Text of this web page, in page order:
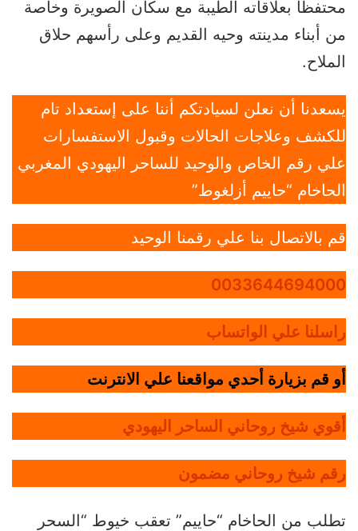
محتفظا بعلاقاته الطيبة مع سكان الصويرة وخاصة
من أبناء مدينته وحيه القديم وعلى رأسهم حلاق
الملاح.
يسعدنا أن نعلن لسيادتكم أننا على إستعداد تام
للكشف وعلاجات الحالات وقبول الاستفسارات
علي رقم الخاص والوحيد للساحر اليهودي المغربي
الحاخام “حاييم أزلغوط”
قم بالاتصال بنا علي رقمنا الوحيد
0033644694000
راسلنا علي الواتساب
أو قم بزيارة أحدي مواقعنا علي الانترنت
أقوي شيخ روحاني الساحر اليهودي
رقم شيخ روحاني مضمون
تطلب من الحاخام “حاييم” تعقب خيوط “السحر